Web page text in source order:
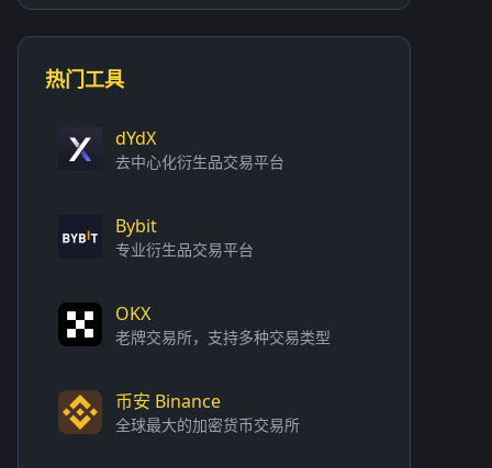
热门工具
dYdX
去中心化衍生品交易平台
Bybit
专业衍生品交易平台
OKX
老牌交易所，支持多种交易类型
币安 Binance
全球最大的加密货币交易所